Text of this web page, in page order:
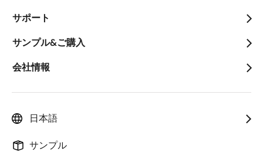
サポート
サンプル&ご購入
会社情報
日本語
サンプル
概要
概
要
説明